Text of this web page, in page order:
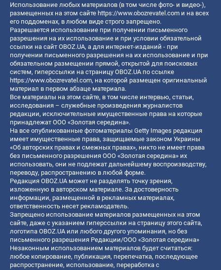
Использование любых материалов (в том числе фото- и видео-),
размещенных на этом сайте https://www.obozrevatel.com и на всех
его поддоменах, в любом виде строго запрещено.
Разрешается использование при получении письменного
разрешения на их использование и при условии обязательной
ссылки на сайт OBOZ.UA, а для интернет-изданий - при
получении письменного разрешения на их использование и при
обязательном размещении прямой, открытой для поисковых
систем, гиперссылки на страницу OBOZ.UA по ссылке
https://www.obozrevatel.com, на которой размещен оригинальный
материал в первом абзаце материала.
Все материалы на этом сайте, в том числе интервью, статьи,
исследования – служебные произведения журналистов
редакции, исключительные имущественные права на которые
принадлежат ООО «Золотая середина».
На все опубликованные фотоматериалы Getty Images редакция
имеет имущественные права, защищаемые законом Украины
«Об авторских правах и смежных правах», никто не имеет права
без письменного разрешения ООО «Золотая середина» их
использовать, они не подлежат дальнейшему воспроизводству,
переводу, распространению в любой форме.
Редакция OBOZ.UA может не разделять точку зрения,
изложенную в авторском материале. За достоверность
информации, размещенной в рекламных материалах,
ответственность несет рекламодатель.
Запрещено использование материалов размещенных на этом
сайте, даже с указанием гиперссылки на страницу этого сайта,
логотипа OBOZ.UA или любого другого упоминания, но без
письменного разрешения Редакции/ООО «Золотая середина»
Незаконным использованием материалов будет считаться:
любое копирование, публикация, перепечатка, последующее
распространение, использование, переработка с